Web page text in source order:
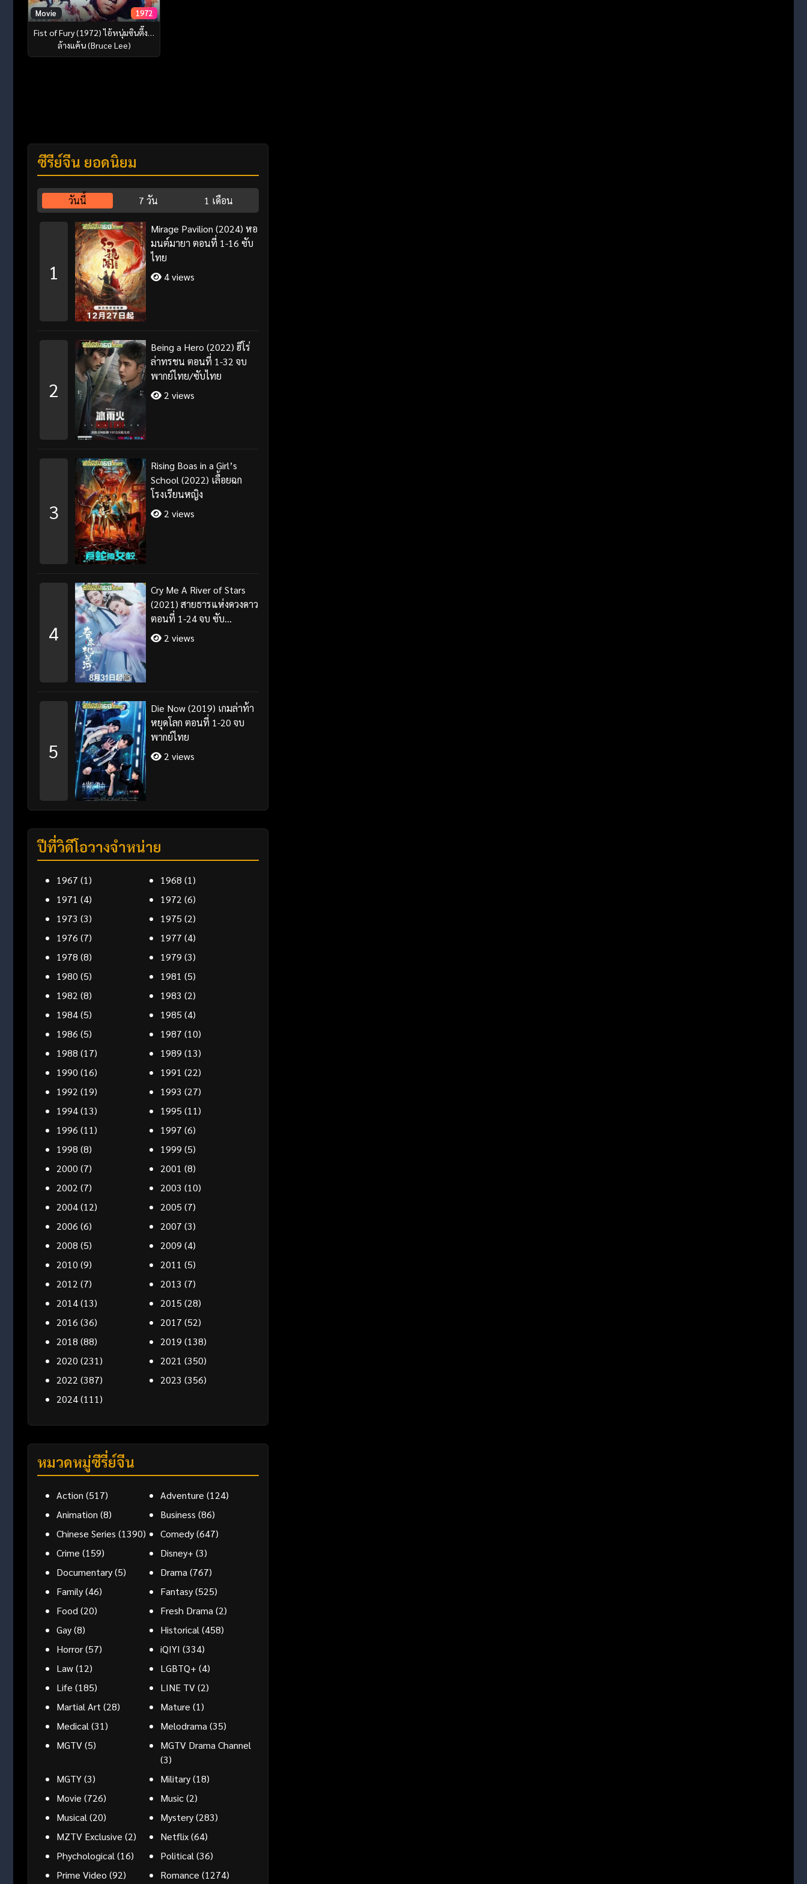
Movie 1972
Fist of Fury (1972) ไอ้หนุ่มซินตึ๊ง…
ล้างแค้น (Bruce Lee)
ซีรี่ย์จีน ยอดนิยม
วันนี้ 7 วัน 1 เดือน
1
Mirage Pavilion (2024) หอ
มนต์มายา ตอนที่ 1-16 ซับ
ไทย
4 views
2
Being a Hero (2022) ฮีโร่
ล่าทรชน ตอนที่ 1-32 จบ
พากย์ไทย/ซับไทย
2 views
3
Rising Boas in a Girl’s
School (2022) เลื้อยฉก
โรงเรียนหญิง
2 views
4
Cry Me A River of Stars
(2021) สายธารแห่งดวงดาว
ตอนที่ 1-24 จบ ซับ
ไทย+พากย์ไทย
2 views
5
Die Now (2019) เกมล่าท้า
หยุดโลก ตอนที่ 1-20 จบ
พากย์ไทย
2 views
ปีที่วิดีโอวางจำหน่าย
1967 (1) 1968 (1)
1971 (4) 1972 (6)
1973 (3) 1975 (2)
1976 (7) 1977 (4)
1978 (8) 1979 (3)
1980 (5) 1981 (5)
1982 (8) 1983 (2)
1984(5) 1985 (4)
1986 (5) 1987 (10)
1988 (17) 1989 (13)
1990 (16) 1991 (22)
1992 (19) 1993 (27)
1994(13) 1995 (11)
1996 (11) 1997 (6)
1998 (8) 1999 (5)
2000 (7) 2001 (8)
2002 (7) 2003 (10)
2004(12) 2005 (7)
2006 (6) 2007 (3)
2008 (5) 2009 (4)
2010 (9) 2011 (5)
2012 (7) 2013 (7)
2014(13) 2015 (28)
2016 (36) 2017 (52)
2018 (88) 2019 (138)
2020 (231) 2021 (350)
2022 (387) 2023 (356)
2024(111)
หมวดหมู่ซีรี่ย์จีน
Action (517) Adventure (124)
Animation (8) Business (86)
Chinese Series (1390) Comedy(647)
Crime (159) Disney+ (3)
Documentary(5) Drama (767)
Family(46) Fantasy(525)
Food (20) Fresh Drama (2)
Gay(8) Historical (458)
Horror(57) iQIYI (334)
Law(12) LGBTQ+ (4)
Life (185) LINE TV(2)
Martial Art (28) Mature (1)
Medical (31) Melodrama (35)
MGTV(5)
MGTV Drama Channel
(3)
MGTY(3) Military(18)
Movie (726) Music(2)
Musical (20) Mystery(283)
MZTV Exclusive (2) Netflix(64)
Phychological (16) Political (36)
Prime Video (92) Romance (1274)